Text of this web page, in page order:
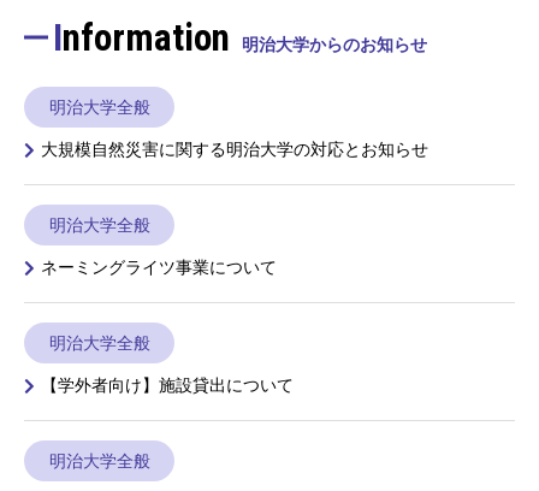
Information 明治大学からのお知らせ
明治大学全般
大規模自然災害に関する明治大学の対応とお知らせ
明治大学全般
ネーミングライツ事業について
明治大学全般
【学外者向け】施設貸出について
明治大学全般